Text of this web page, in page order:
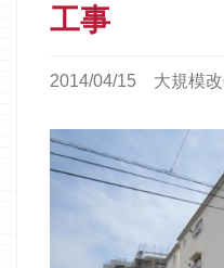
工事
2014/04/15 大規模